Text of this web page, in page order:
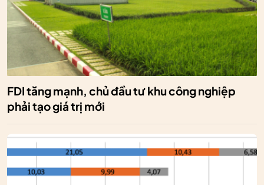
FDI tăng mạnh, chủ đầu tư khu công nghiệp
phải tạo giá trị mới